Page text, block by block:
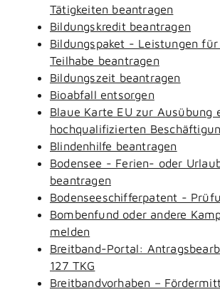
Tätigkeiten beantragen
Bildungskredit beantragen
Bildungspaket - Leistungen
Teilhabe beantragen
Bildungszeit beantragen
Bioabfall entsorgen
Blaue Karte EU zur Ausübung
hochqualifizierten
Blindenhilfe beantragen
Bodensee - Ferien- oder
beantragen
Bodenseeschifferpatent -
Bombenfund oder andere
melden
Breitband-Portal:
127 TKG
Breitbandvorhaben –